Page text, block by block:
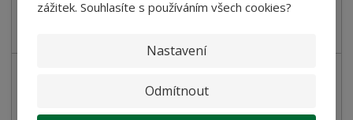
zážitek. Souhlasíte s používáním všech cookies?
Nastavení
Odmítnout